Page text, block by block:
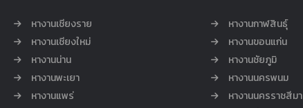
หางานเชียงราย
หางานเชียงใหม่
หางานน่าน
หางานพะเยา
หางานแพร่
หางานกาฬสินธุ์
หางานขอนแก่น
หางานชัยภูมิ
หางานนครพนม
หางานนครราชสีมา